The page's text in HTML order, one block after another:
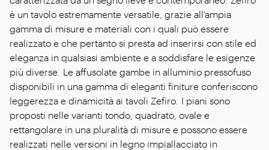
è un tavolo estremamente versatile, grazie all’ampia
gamma di misure e materiali con i quali può essere
realizzato e che pertanto si presta ad inserirsi con stile ed
eleganza in qualsiasi ambiente e a soddisfare le esigenze
più diverse. Le affusolate gambe in alluminio pressofuso
disponibili in una gamma di eleganti finiture conferiscono
leggerezza e dinamicità ai tavoli Zefiro. I piani sono
proposti nelle varianti tondo, quadrato, ovale e
rettangolare in una pluralità di misure e possono essere
realizzati nelle versioni in legno impiallacciato in